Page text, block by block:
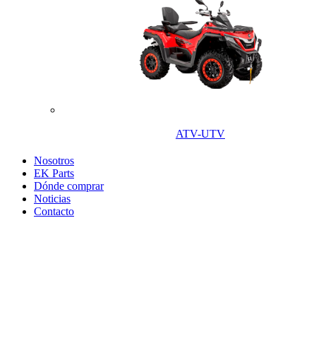
ATV-UTV
Nosotros
EK Parts
Dónde comprar
Noticias
Contacto